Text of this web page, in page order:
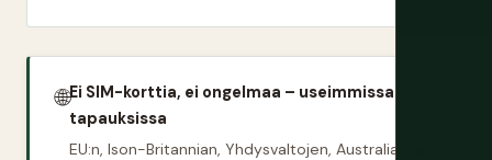
🌐Ei SIM-korttia, ei ongelmaa – useimmissa
tapauksissa
EU:n, Ison-Britannian, Yhdysvaltojen, Australian ja